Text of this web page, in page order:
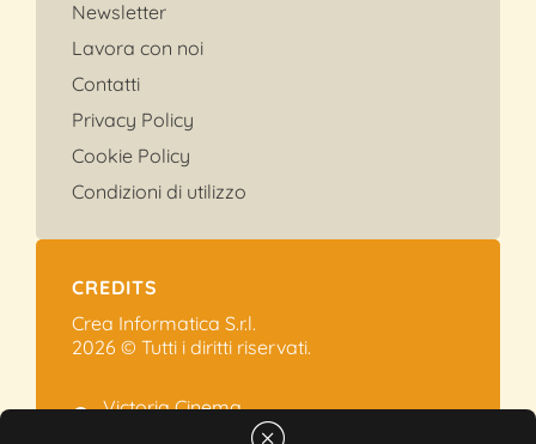
Newsletter
Lavora con noi
Contatti
Privacy Policy
Cookie Policy
Condizioni di utilizzo
CREDITS
Crea Informatica S.r.l.
2026 © Tutti i diritti riservati.
Victoria Cinema
Via Ramelli, 101 - Modena